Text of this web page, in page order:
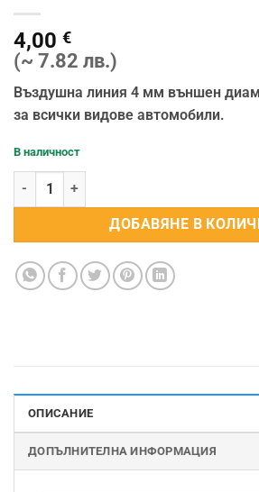
4,00 €
(~ 7.82 лв.)
Въздушна линия 4 мм външен
за всички видове автомобили.
В наличност
количество за Въздушна линия 4 мм
ДОБАВЯНЕ В
ОПИСАНИЕ
ДОПЪЛНИТЕЛНА ИНФОРМАЦИЯ